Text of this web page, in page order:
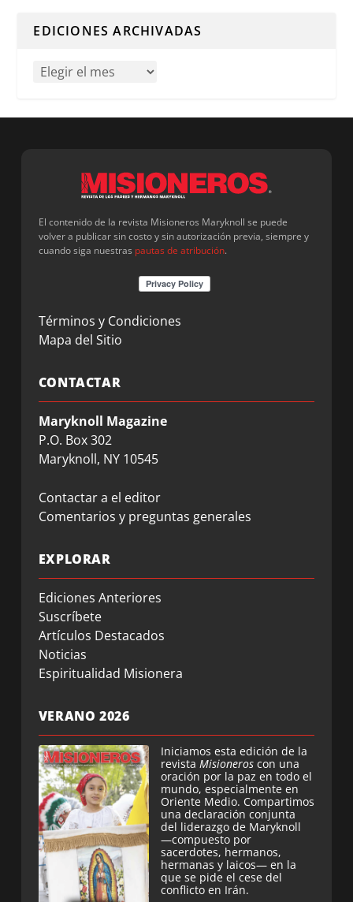
EDICIONES ARCHIVADAS
El contenido de la revista Misioneros Maryknoll se puede
volver a publicar sin costo y sin autorización previa, siempre y
cuando siga nuestras pautas de atribución.
Términos y Condiciones
Mapa del Sitio
CONTACTAR
Maryknoll Magazine
P.O. Box 302
Maryknoll, NY 10545
Contactar a el editor
Comentarios y preguntas generales
EXPLORAR
Ediciones Anteriores
Suscríbete
Artículos Destacados
Noticias
Espiritualidad Misionera
VERANO 2026
Iniciamos esta edición de la
revista Misioneros con una
oración por la paz en todo el
mundo, especialmente en
Oriente Medio. Compartimos
una declaración conjunta
del liderazgo de Maryknoll
—compuesto por
sacerdotes, hermanos,
hermanas y laicos— en la
que se pide el cese del
conflicto en Irán.